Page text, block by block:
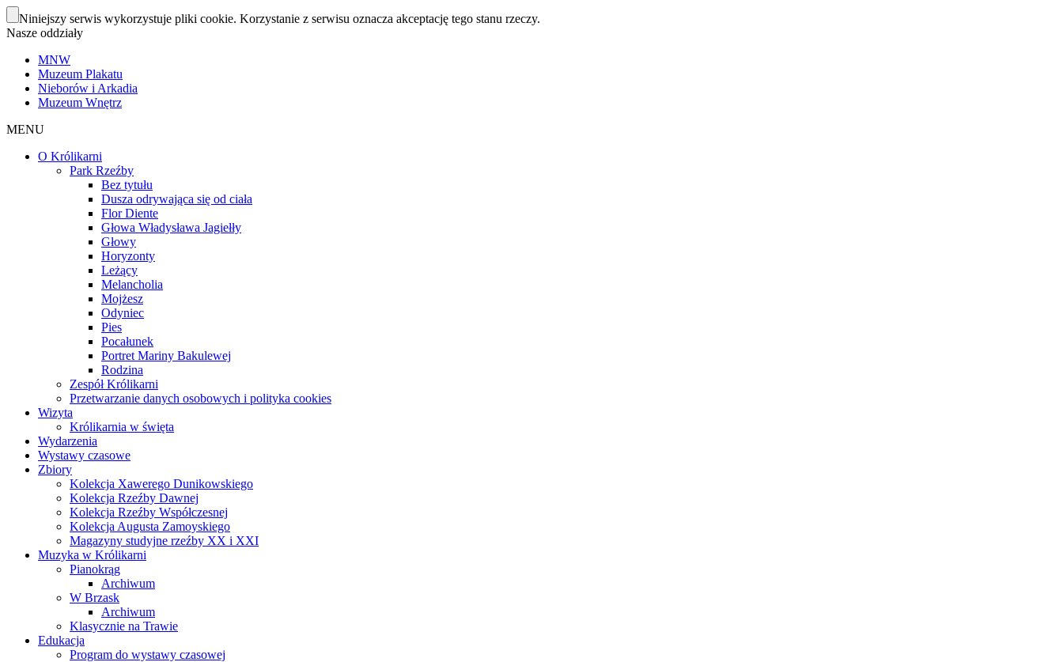
Niniejszy serwis wykorzystuje pliki cookie. Korzystanie z serwisu oznacza akceptację tego stanu rzeczy.
Nasze oddziały
MNW
Muzeum Plakatu
Nieborów i Arkadia
Muzeum Wnętrz
MENU
O Królikarni
Park Rzeźby
Bez tytułu
Dusza odrywająca się od ciała
Flor Diente
Głowa Władysława Jagiełły
Głowy
Horyzonty
Leżący
Melancholia
Mojżesz
Odyniec
Pies
Pocałunek
Portret Mariny Bakulewej
Rodzina
Zespół Królikarni
Przetwarzanie danych osobowych i polityka cookies
Wizyta
Królikarnia w święta
Wydarzenia
Wystawy czasowe
Zbiory
Kolekcja Xawerego Dunikowskiego
Kolekcja Rzeźby Dawnej
Kolekcja Rzeźby Współczesnej
Kolekcja Augusta Zamoyskiego
Magazyny studyjne rzeźby XX i XXI
Muzyka w Królikarni
Pianokrąg
Archiwum
W Brzask
Archiwum
Klasycznie na Trawie
Edukacja
Program do wystawy czasowej